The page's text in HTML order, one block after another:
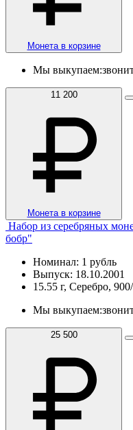
Монета в корзине
Мы выкупаем:
11 200
Монета в корзине
Набор из серебряных
бобр"
Номинал: 1 рубль
Выпуск: 18.10.2001
15.55 г, Серебро,
Мы выкупаем:
25 500